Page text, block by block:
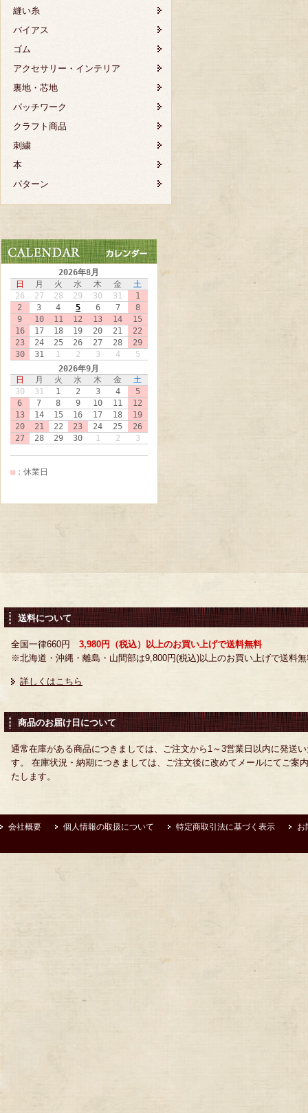
縫い糸
バイアス
ゴム
アクセサリー・インテリア
裏地・芯地
パッチワーク
クラフト商品
刺繍
本
パターン
送料について
全国一律660円 3,980円（税込）以上のお買い上げで送料無料
※北海道・沖縄・離島・山間部は9,800円(税込)以上のお買い上げで送料
詳しくはこちら
商品のお届け日について
通常在庫がある商品につきましては、ご注文から1～3営業日以内に発送
す。 在庫状況・納期につきましては、ご注文後に改めてメールにてご案
たします。
会社概要 個人情報の取扱について 特定商取引法に基づく表示 お